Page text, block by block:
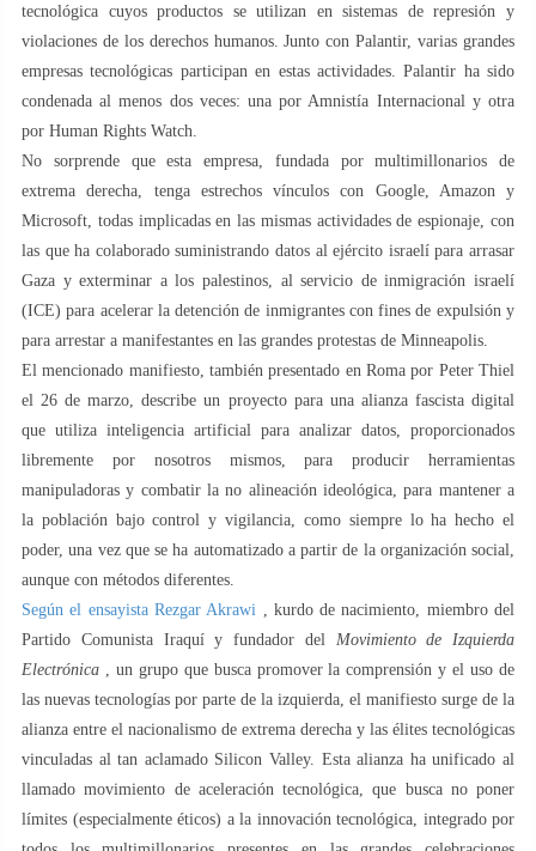
tecnológica cuyos productos se utilizan en sistemas de represión y
violaciones de los derechos humanos. Junto con Palantir, varias grandes
empresas tecnológicas participan en estas actividades. Palantir ha sido
condenada al menos dos veces: una por Amnistía Internacional y otra
por Human Rights Watch.
No sorprende que esta empresa, fundada por multimillonarios de
extrema derecha, tenga estrechos vínculos con Google, Amazon y
Microsoft, todas implicadas en las mismas actividades de espionaje, con
las que ha colaborado suministrando datos al ejército israelí para arrasar
Gaza y exterminar a los palestinos, al servicio de inmigración israelí
(ICE) para acelerar la detención de inmigrantes con fines de expulsión y
para arrestar a manifestantes en las grandes protestas de Minneapolis.
El mencionado manifiesto, también presentado en Roma por Peter Thiel
el 26 de marzo, describe un proyecto para una alianza fascista digital
que utiliza inteligencia artificial para analizar datos, proporcionados
libremente por nosotros mismos, para producir herramientas
manipuladoras y combatir la no alineación ideológica, para mantener a
la población bajo control y vigilancia, como siempre lo ha hecho el
poder, una vez que se ha automatizado a partir de la organización social,
aunque con métodos diferentes.
Según el ensayista Rezgar Akrawi , kurdo de nacimiento, miembro del
Partido Comunista Iraquí y fundador del Movimiento de Izquierda
Electrónica , un grupo que busca promover la comprensión y el uso de
las nuevas tecnologías por parte de la izquierda, el manifiesto surge de la
alianza entre el nacionalismo de extrema derecha y las élites tecnológicas
vinculadas al tan aclamado Silicon Valley. Esta alianza ha unificado al
llamado movimiento de aceleración tecnológica, que busca no poner
límites (especialmente éticos) a la innovación tecnológica, integrado por